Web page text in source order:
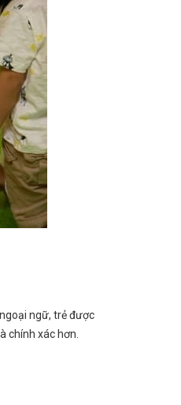
ngữ, trẻ được
chính xác hơn.